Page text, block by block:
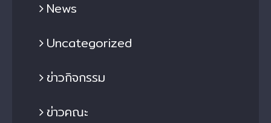
News
Uncategorized
ข่าวกิจกรรม
ข่าวคณะ